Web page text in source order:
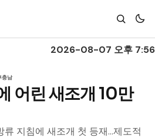
2026-08-07 오후 7:56
충남
어린 새조개 10만
류 지침에 새조개 첫 등재…제도적